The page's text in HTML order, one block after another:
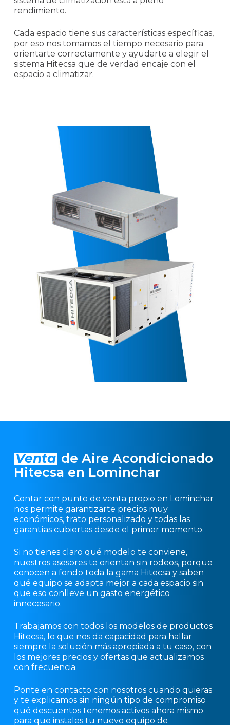
rendimiento.
Cada espacio tiene sus características específicas,
por eso nos tomamos el tiempo necesario para
orientarte correctamente y ayudarte a elegir el
sistema Hitecsa que de verdad encaje con el
espacio a climatizar.
Venta de Aire Acondicionado
Hitecsa en Lominchar
Contar con punto de venta propio en Lominchar
nos permite garantizarte precios muy
económicos, trato personalizado y todas las
garantías cubiertas desde el primer momento.
Si no tienes claro qué modelo te conviene,
nuestros asesores te orientan sin rodeos, porque
conocen a fondo toda la gama Hitecsa y saben
qué equipo se adapta mejor a cada espacio sin
que eso conlleve un gasto energético
innecesario.
Trabajamos con todos los modelos de productos
Hitecsa, lo que nos da capacidad para hallar
siempre la solución más apropiada a tu caso, con
los mejores precios y ofertas que actualizamos
con frecuencia.
Ponte en contacto con nosotros cuando quieras
y te explicamos sin ningún tipo de compromiso
qué descuentos tenemos activos ahora mismo
para que instales tu nuevo equipo de